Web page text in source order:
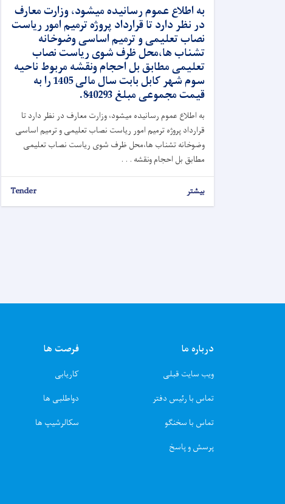
به اطلاع عموم رسانیده میشود، وزارت معارف
در نظر دارد تا قرارداد پروژه ترمیم امور ریاست
نصاب تعلیمی و ترمیم اساسی وضوخانه
تشناب ها،محل ظرف شوی ریاست نصاب
تعلیمی مطابق بل احجام ونقشه مربوط ناحیه
سوم شهر کابل بابت سال مالی 1405 را به
قیمت مجموعی مبلغ 840293.
به اطلاع عموم رسانیده میشود، وزارت معارف در نظر دارد تا
قرارداد پروژه ترمیم امور ریاست نصاب تعلیمی و ترمیم اساسی
وضوخانه تشناب ها،محل ظرف شوی ریاست نصاب تعلیمی
مطابق بل احجام ونقشه . . .
بیشتر Tender
درباره ما
ویب سایت قبلی
تماس با رئیس دفتر
تماس با سخنگو
پرسش و پاسخ
فرصت ها
کاریابی
دواطلبی ها
سکالرشیپ ها